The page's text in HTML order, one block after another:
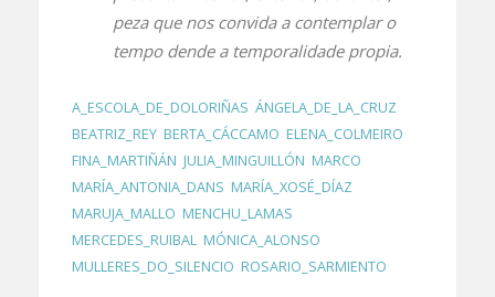
peza que nos convida a contemplar o
tempo dende a temporalidade propia.
A_ESCOLA_DE_DOLORIÑAS ÁNGELA_DE_LA_CRUZ
BEATRIZ_REY, BERTA_CÁCCAMO ELENA_COLMEIRO
FINA_MARTIÑÁN JULIA_MINGUILLÓN MARCO
MARÍA_ANTONIA_DANS MARÍA_XOSÉ_DÍAZ
MARUJA_MALLO MENCHU_LAMAS
MERCEDES_RUIBAL, MÓNICA_ALONSO
MULLERES_DO_SILENCIO ROSARIO_SARMIENTO